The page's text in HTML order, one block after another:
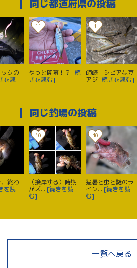
同じ都道府県の投稿
クの
を読
11
やっと開幕！？ [続
きを読む]
1
師崎 シビアな豆
アジ [続きを読む]
同じ釣場の投稿
終わ
を読
10
（接岸する）時期
がズ... [続きを読
む]
10
猛暑と虫と謎のラ
イン... [続きを読
む]
一覧へ戻る